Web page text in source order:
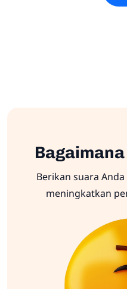
Berikan suara
meningkatkan